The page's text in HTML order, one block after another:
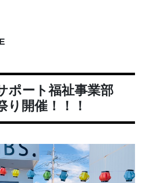
ポート福祉事業部
り開催！！！